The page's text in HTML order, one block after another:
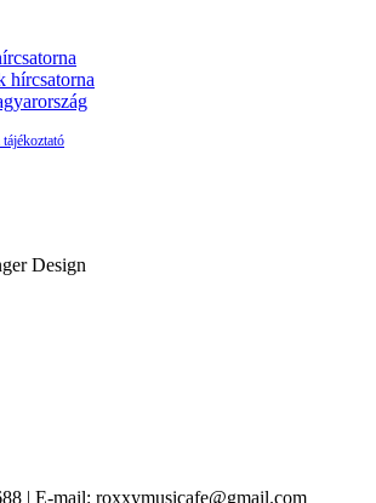
hírcsatorna
Design
| E-mail: roxxymusicafe@gmail.com